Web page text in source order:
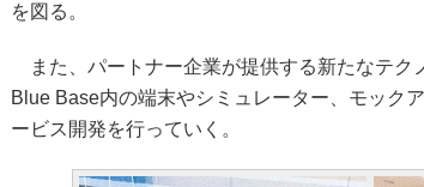
を図る。
また、パートナー企業が提供する新たなテク
Blue Base内の端末やシミュレーター、モック
ービス開発を行っていく。